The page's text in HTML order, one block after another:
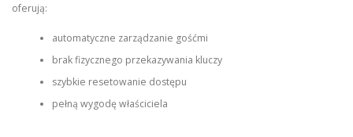
oferują:
automatyczne zarządzanie gośćmi
brak fizycznego przekazywania kluczy
szybkie resetowanie dostępu
pełną wygodę właściciela